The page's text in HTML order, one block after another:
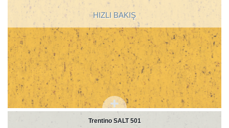
HIZLI BAKIŞ
Trentino SALT 501